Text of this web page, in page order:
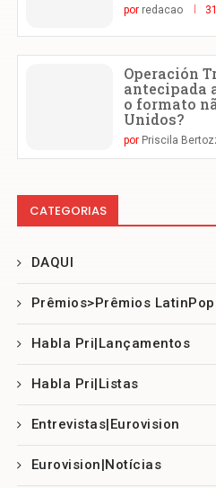
por redacao
Operación
antecipada
o formato
Unidos?
por Priscila
CATEGORIAS
DAQUI
Prêmios>Prêmios LatinPop
Habla Pri|Lançamentos
Habla Pri|Listas
Entrevistas|Eurovision
Eurovision|Notícias